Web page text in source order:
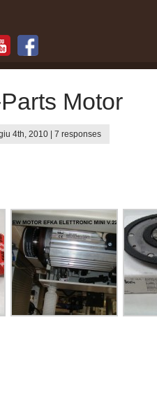
Motor
4th, 2010 | 7 responses